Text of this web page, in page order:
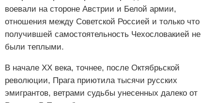
воевали на стороне Австрии и Белой армии,
отношения между Советской Россией и только что
получившей самостоятельность Чехословакией не
были теплыми.
В начале ХХ века, точнее, после Октябрьской
революции, Прага приютила тысячи русских
эмигрантов, ветрами судьбы унесенных далеко от